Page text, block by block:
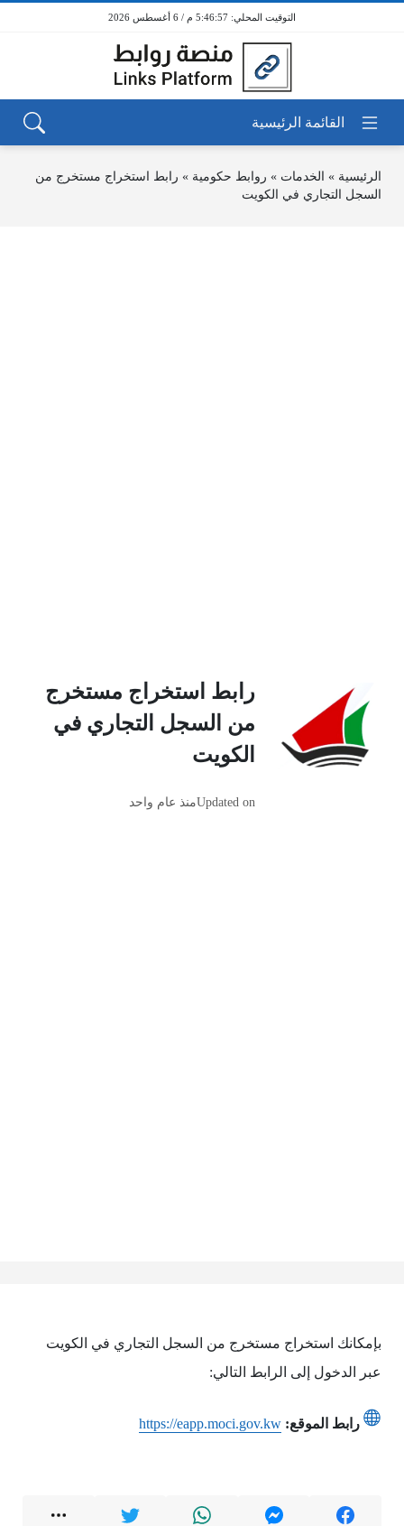
5:46:57 م / 6 أغسطس 2026
الرئيسية » الخدمات » روابط حكومية » رابط استخراج مستخرج من
السجل التجاري في الكويت
رابط استخراج مستخرج
من السجل التجاري في
الكويت
Updated onمنذ عام واحد
بإمكانك استخراج مستخرج من السجل التجاري في الكويت
عبر الدخول إلى الرابط التالي:
رابط الموقع: https://eapp.moci.gov.kw